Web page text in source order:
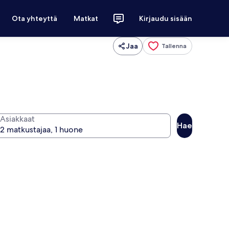
Ota yhteyttä Matkat Kirjaudu sisään
Jaa Tallenna
Asiakkaat
Hae